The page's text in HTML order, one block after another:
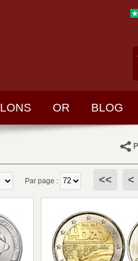
OR BLOG
Par page : << <